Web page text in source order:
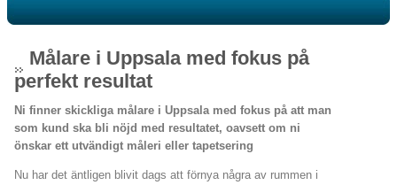
Målare i Uppsala med fokus på
perfekt resultat
Ni finner skickliga målare i Uppsala med fokus på att man
som kund ska bli nöjd med resultatet, oavsett om ni
önskar ett utvändigt måleri eller tapetsering
Nu har det äntligen blivit dags att förnya några av rummen i